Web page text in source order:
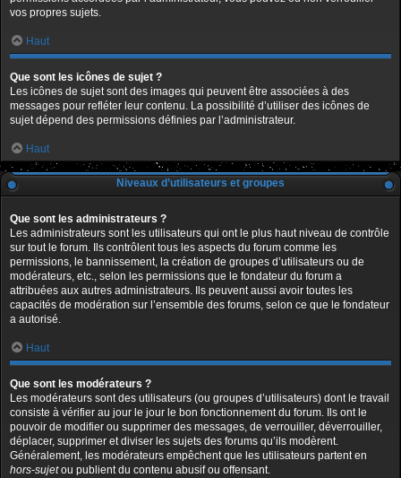
vos propres sujets.
Haut
Que sont les icônes de sujet ?
Les icônes de sujet sont des images qui peuvent être associées à des
messages pour refléter leur contenu. La possibilité d’utiliser des icônes de
sujet dépend des permissions définies par l’administrateur.
Haut
Niveaux d’utilisateurs et groupes
Que sont les administrateurs ?
Les administrateurs sont les utilisateurs qui ont le plus haut niveau de contrôle
sur tout le forum. Ils contrôlent tous les aspects du forum comme les
permissions, le bannissement, la création de groupes d’utilisateurs ou de
modérateurs, etc., selon les permissions que le fondateur du forum a
attribuées aux autres administrateurs. Ils peuvent aussi avoir toutes les
capacités de modération sur l’ensemble des forums, selon ce que le fondateur
a autorisé.
Haut
Que sont les modérateurs ?
Les modérateurs sont des utilisateurs (ou groupes d’utilisateurs) dont le travail
consiste à vérifier au jour le jour le bon fonctionnement du forum. Ils ont le
pouvoir de modifier ou supprimer des messages, de verrouiller, déverrouiller,
déplacer, supprimer et diviser les sujets des forums qu’ils modèrent.
Généralement, les modérateurs empêchent que les utilisateurs partent en
hors-sujetou publient du contenu abusif ou offensant.